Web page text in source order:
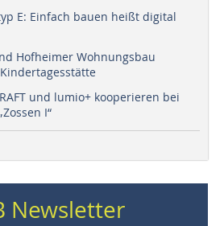
E: Einfach bauen heißt digital
Hofheimer Wohnungsbau
und lumio+ kooperieren bei
I“
Newsletter